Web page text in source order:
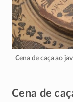
Cena de caça ao
Cena de